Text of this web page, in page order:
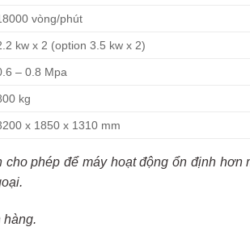
vòng/phút
kw x 2 (option 3.5 kw x 2)
– 0.8 Mpa
kg
x 1850 x 1310 mm
phép để máy hoạt động ổn định hơn
hàng.